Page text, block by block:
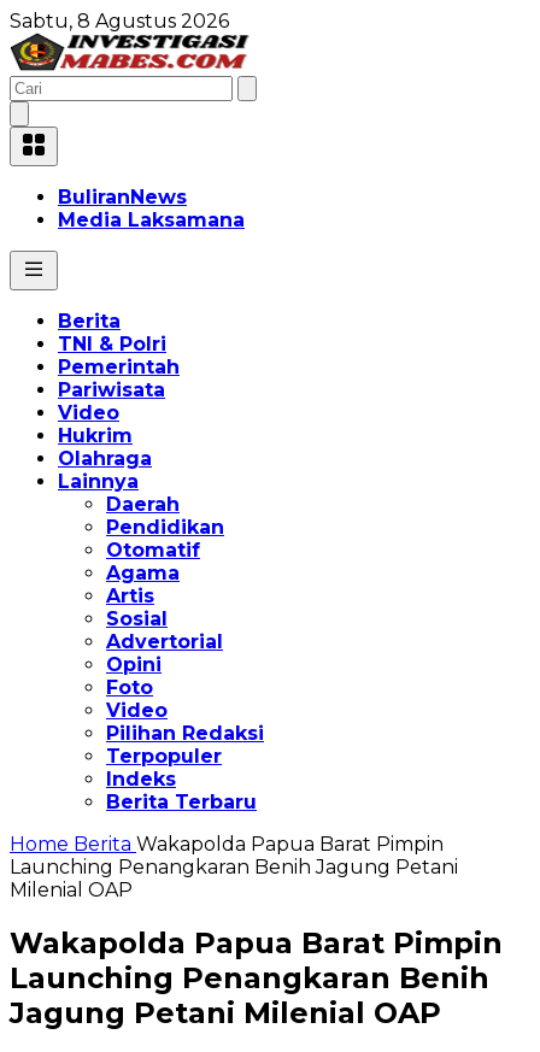
Sabtu, 8 Agustus 2026
BuliranNews
Media Laksamana
Berita
TNI & Polri
Pemerintah
Pariwisata
Video
Hukrim
Olahraga
Lainnya
Daerah
Pendidikan
Otomatif
Agama
Artis
Sosial
Advertorial
Opini
Foto
Video
Pilihan Redaksi
Terpopuler
Indeks
Berita Terbaru
Home Berita Wakapolda Papua Barat Pimpin
Launching Penangkaran Benih Jagung Petani
Milenial OAP
Wakapolda Papua Barat Pimpin
Launching Penangkaran Benih
Jagung Petani Milenial OAP